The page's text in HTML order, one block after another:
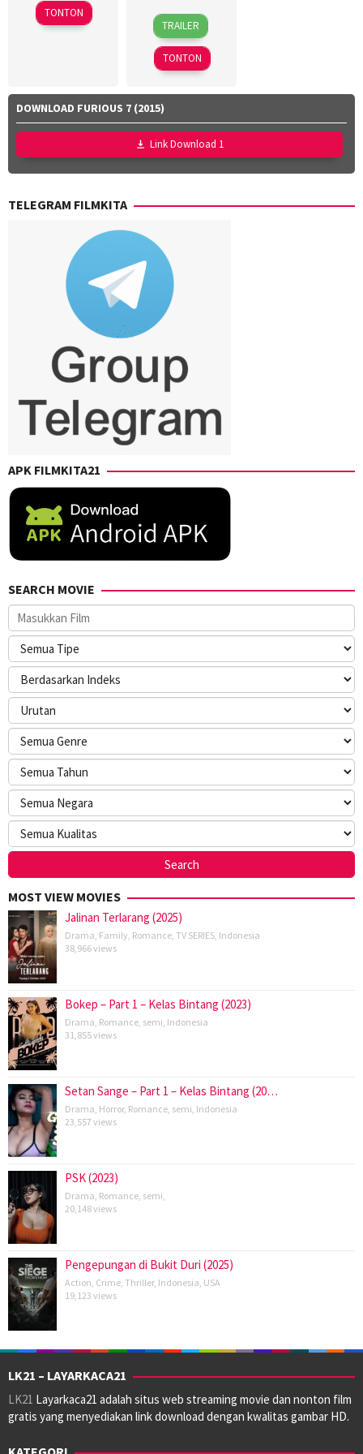
2024
TONTON
18
Mar
2026
Azhar
Kinoi
Lubis,
Hollynov
Effendi,
Nurul
Ravika
TRAILER
TONTON
DOWNLOAD FURIOUS 7 (2015)
Link Download 1
TELEGRAM FILMKITA
APK FILMKITA21
SEARCH MOVIE
MOST VIEW MOVIES
Jalinan Terlarang (2025)
Drama Family Romance TV SERIES Indonesia
38,966 views
Bokep – Part 1 – Kelas Bintang (2023)
Drama Romance semi Indonesia
31,855 views
Setan Sange – Part 1 – Kelas Bintang (20…
Drama Horror, Romance semi Indonesia
23,557 views
PSK (2023)
Drama Romance semi
20,148 views
Pengepungan di Bukit Duri (2025)
Action Crime Thriller, Indonesia USA
19,123 views
LK21 – LAYARKACA21
LK21 Layarkaca21 adalah situs web streaming movie dan nonton film
gratis yang menyediakan link download dengan kwalitas gambar HD.